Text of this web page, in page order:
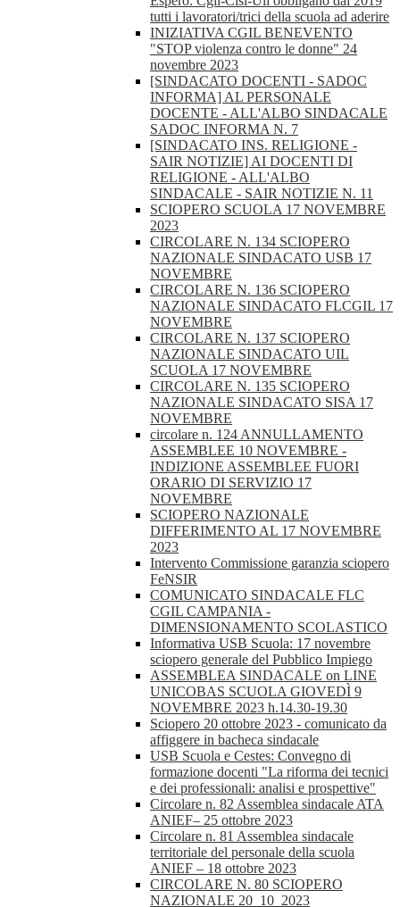
tutti i lavoratori/trici della scuola ad aderire
INIZIATIVA CGIL BENEVENTO
"STOP violenza contro le donne" 24
novembre 2023
[SINDACATO DOCENTI - SADOC
INFORMA] AL PERSONALE
DOCENTE - ALL'ALBO SINDACALE
SADOC INFORMA N. 7
[SINDACATO INS. RELIGIONE -
SAIR NOTIZIE] AI DOCENTI DI
RELIGIONE - ALL'ALBO
SINDACALE - SAIR NOTIZIE N. 11
SCIOPERO SCUOLA 17 NOVEMBRE
2023
CIRCOLARE N. 134 SCIOPERO
NAZIONALE SINDACATO USB 17
NOVEMBRE
CIRCOLARE N. 136 SCIOPERO
NAZIONALE SINDACATO FLCGIL 17
NOVEMBRE
CIRCOLARE N. 137 SCIOPERO
NAZIONALE SINDACATO UIL
SCUOLA 17 NOVEMBRE
CIRCOLARE N. 135 SCIOPERO
NAZIONALE SINDACATO SISA 17
NOVEMBRE
circolare n. 124 ANNULLAMENTO
ASSEMBLEE 10 NOVEMBRE -
INDIZIONE ASSEMBLEE FUORI
ORARIO DI SERVIZIO 17
NOVEMBRE
SCIOPERO NAZIONALE
DIFFERIMENTO AL 17 NOVEMBRE
2023
Intervento Commissione garanzia sciopero
FeNSIR
COMUNICATO SINDACALE FLC
CGIL CAMPANIA -
DIMENSIONAMENTO SCOLASTICO
Informativa USB Scuola: 17 novembre
sciopero generale del Pubblico Impiego
ASSEMBLEA SINDACALE on LINE
UNICOBAS SCUOLA GIOVEDÌ 9
NOVEMBRE 2023 h.14.30-19.30
Sciopero 20 ottobre 2023 - comunicato da
affiggere in bacheca sindacale
USB Scuola e Cestes: Convegno di
formazione docenti "La riforma dei tecnici
e dei professionali: analisi e prospettive"
Circolare n. 82 Assemblea sindacale ATA
ANIEF– 25 ottobre 2023
Circolare n. 81 Assemblea sindacale
territoriale del personale della scuola
ANIEF – 18 ottobre 2023
CIRCOLARE N. 80 SCIOPERO
NAZIONALE 20_10_2023